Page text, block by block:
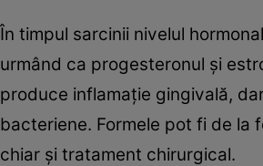
În timpul sarcinii nivelul
urmând ca progesteronul şi
produce inflamaţie gingivală,
bacteriene. Formele pot fi de la
chiar şi tratament chirurgical.